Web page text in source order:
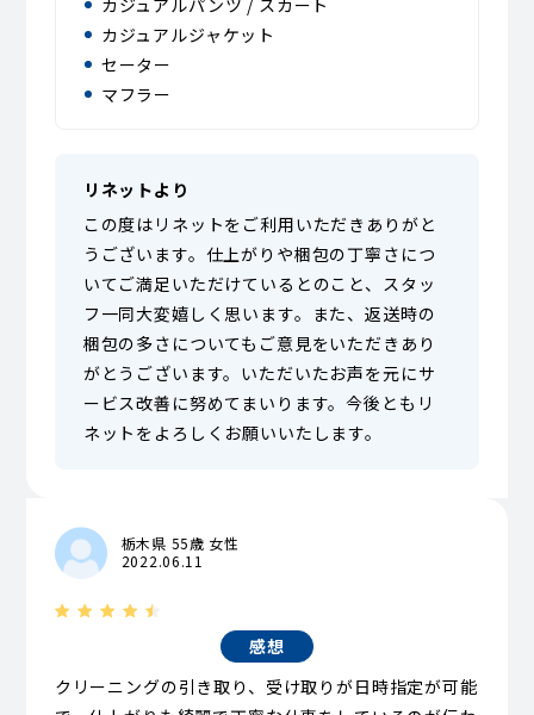
カジュアルジャケット
セーター
マフラー
リネットより
この度はリネットをご利用いただきありがと
うございます。仕上がりや梱包の丁寧さにつ
いてご満足いただけているとのこと、スタッ
フ一同大変嬉しく思います。また、返送時の
梱包の多さについてもご意見をいただきあり
がとうございます。いただいたお声を元にサ
ービス改善に努めてまいります。今後ともリ
ネットをよろしくお願いいたします。
栃木県 55歳 女性
2022.06.11
感想
クリーニングの引き取り、受け取りが日時指定が可能